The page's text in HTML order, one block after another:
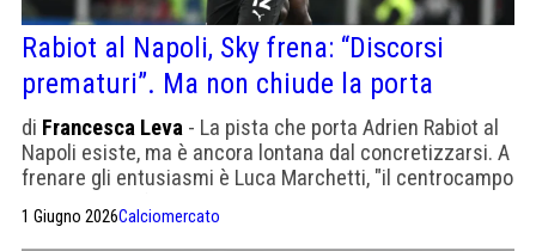
Rabiot al Napoli, Sky frena: “Discorsi
prematuri”. Ma non chiude la porta
di Francesca Leva - La pista che porta Adrien Rabiot al
Napoli esiste, ma è ancora lontana dal concretizzarsi. A
frenare gli entusiasmi è Luca Marchetti, "il centrocampo
firmato"
1 Giugno 2026Calciomercato